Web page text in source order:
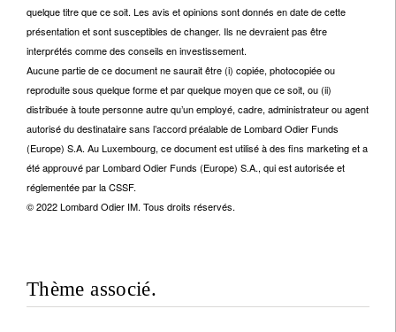
quelque titre que ce soit. Les avis et opinions sont donnés en date de cette
présentation et sont susceptibles de changer. Ils ne devraient pas être
interprétés comme des conseils en investissement.
Aucune partie de ce document ne saurait être (i) copiée, photocopiée ou
reproduite sous quelque forme et par quelque moyen que ce soit, ou (ii)
distribuée à toute personne autre qu’un employé, cadre, administrateur ou agent
autorisé du destinataire sans l’accord préalable de Lombard Odier Funds
(Europe) S.A. Au Luxembourg, ce document est utilisé à des fins marketing et a
été approuvé par Lombard Odier Funds (Europe) S.A., qui est autorisée et
réglementée par la CSSF.
© 2022 Lombard Odier IM. Tous droits réservés.
Thème associé.